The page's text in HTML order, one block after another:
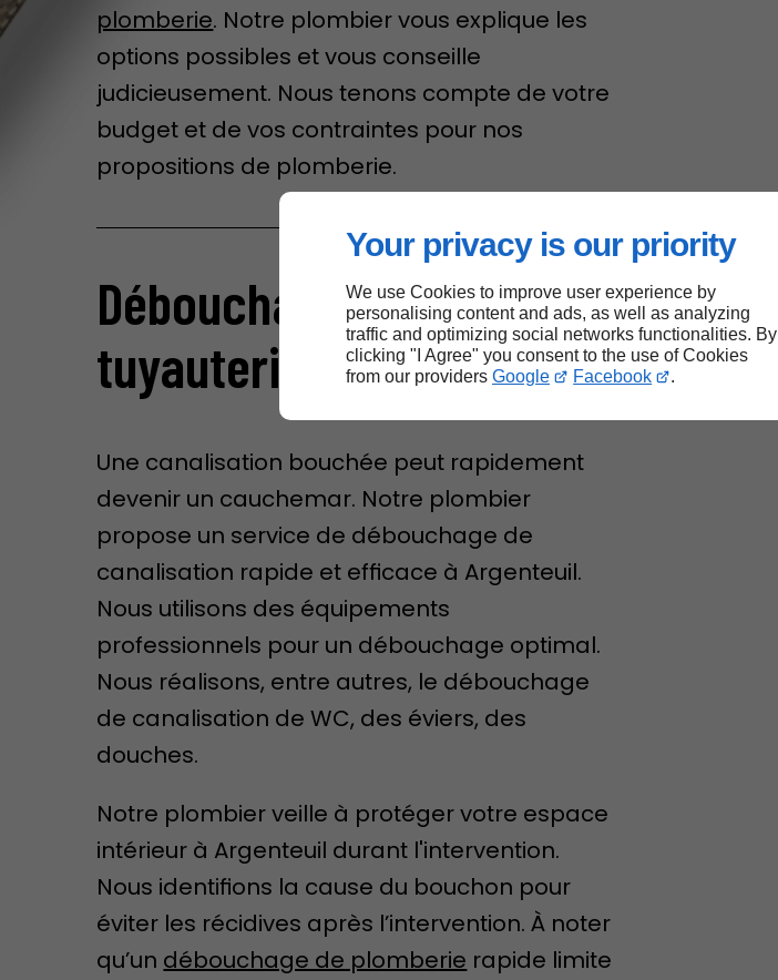
Your privacy is our priority
We use Cookies to improve user experience by
personalising content and ads, as well as analyzing
traffic and optimizing social networks functionalities. By
clicking "I Agree" you consent to the use of Cookies
from our providers Google Facebook .
plomberie. Notre plombier vous explique les
options possibles et vous conseille
judicieusement. Nous tenons compte de votre
budget et de vos contraintes pour nos
propositions de plomberie.
Débouchage de
tuyauteries à Argenteuil
Une canalisation bouchée peut rapidement
devenir un cauchemar. Notre plombier
propose un service de débouchage de
canalisation rapide et efficace à Argenteuil.
Nous utilisons des équipements
professionnels pour un débouchage optimal.
Nous réalisons, entre autres, le débouchage
de canalisation de WC, des éviers, des
douches.
Notre plombier veille à protéger votre espace
intérieur à Argenteuil durant l'intervention.
Nous identifions la cause du bouchon pour
éviter les récidives après l’intervention. À noter
qu’un débouchage de plomberie rapide limite